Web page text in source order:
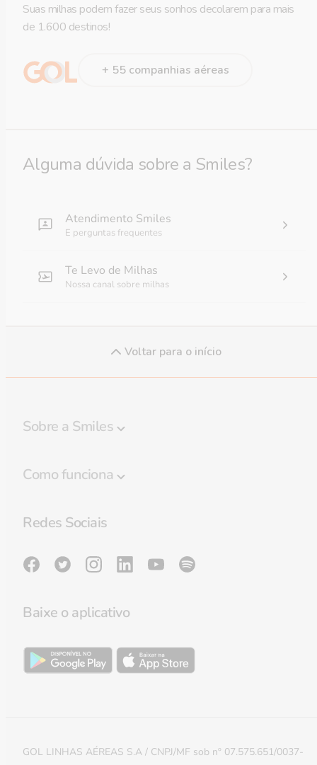
Suas milhas podem fazer seus sonhos decolarem para mais
de 1.600 destinos!
+ 55 companhias aéreas
Alguma dúvida sobre a Smiles?
Atendimento Smiles
E perguntas frequentes
Te Levo de Milhas
Nossa canal sobre milhas
Voltar para o início
Sobre a Smiles
Política de privacidade
Sala de imprensa
Milhas do Bem
Como funciona
Lounge GOL Smiles
Reativar milhas
Transferir milhas entre contas
Redes Sociais
Baixe o aplicativo
GOL LINHAS AÉREAS S.A / CNPJ/MF sob nº 07.575.651/0037-